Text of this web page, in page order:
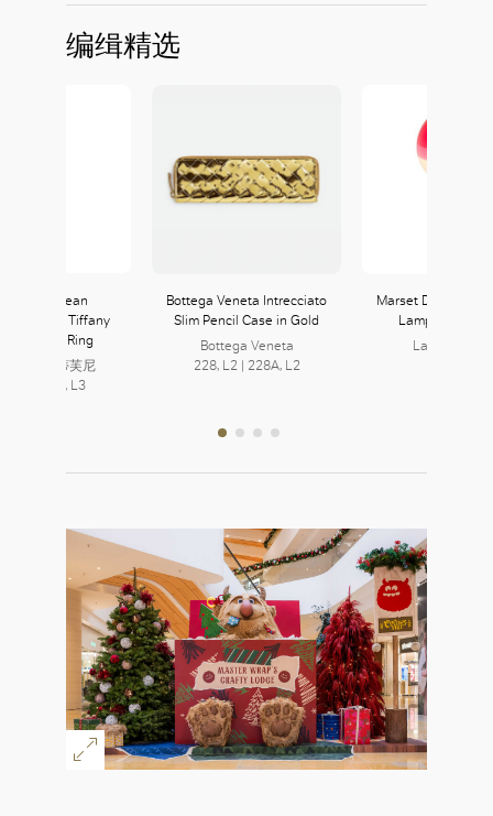
编缉精选
Jean
by Tiffany
Stone Ring
& Co. 蒂芙尼
L3 | 323, L3
Bottega Veneta Intrecciato
Slim Pencil Case in Gold
Bottega Veneta
228, L2 | 228A, L2
Marset Dipping
Lamp — Pink/
Lane